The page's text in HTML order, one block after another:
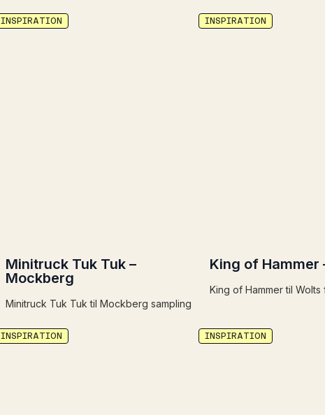
INSPIRATION INSPIRATION
Minitruck Tuk Tuk –
Mockberg
Minitruck Tuk Tuk til Mockberg sampling
King of Hammer
King of Hammer til Wolts
INSPIRATION INSPIRATION